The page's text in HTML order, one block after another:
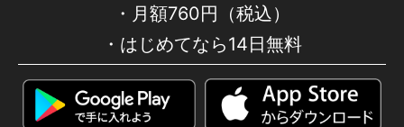
月額760円（税込）
はじめてなら14日無料